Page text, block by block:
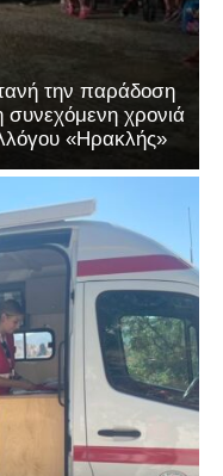
την παράδοση
συνεχόμενη χρονιά
«Ηρακλής»